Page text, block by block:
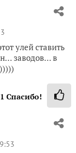
улей ставить
заводов… в
1 Спасибо!